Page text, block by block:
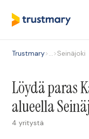
Trustmary>…>Seinäjoki
Löydä paras
alueella
4 yritystä